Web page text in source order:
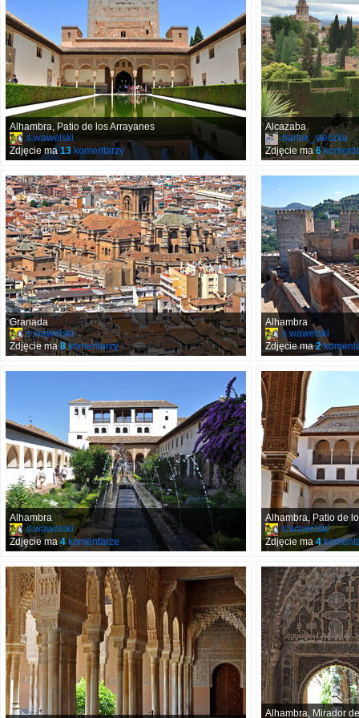
Alhambra, Patio de los Arrayanes
s.wawelski
Zdjęcie ma13 komentarzy
Alcazaba
bartek_sleczka
Zdjęcie ma6
Granada
s.wawelski
Zdjęcie ma8komentarzy
Alhambra
s.wawelski
Zdjęcie ma2
Alhambra
s.wawelski
Zdjęcie ma4komentarze
Alhambra, Patio de
s.wawelski
Zdjęcie ma 4
Alhambra, Mirador